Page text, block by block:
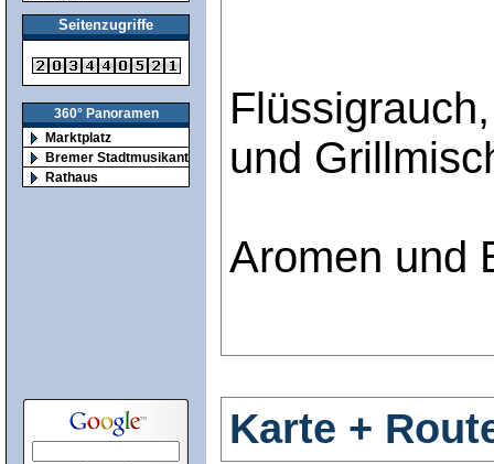
Seitenzugriffe
360° Panoramen
Marktplatz
Bremer Stadtmusikanten
Rathaus
und
Aromen und
Karte +